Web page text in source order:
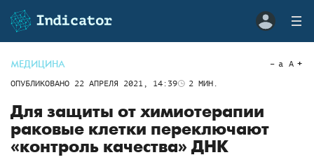
МЕДИЦИНА
ОПУБЛИКОВАНО 22 АПРЕЛЯ 2021, 14:39 2 МИН.
a A
Для защиты от химиотерапии
раковые клетки переключают
«контроль качества» ДНК